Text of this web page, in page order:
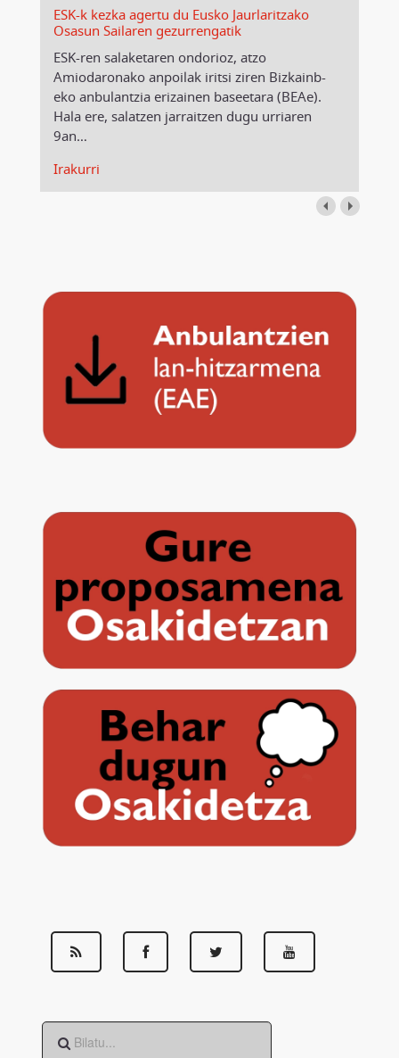
ESK-k kezka agertu du Eusko Jaurlaritzako
Osasun Sailaren gezurrengatik
ESK-ren salaketaren ondorioz, atzo
Amiodaronako anpoilak iritsi ziren Bizkainb-
eko anbulantzia erizainen baseetara (BEAe).
Hala ere, salatzen jarraitzen dugu urriaren
9an…
Irakurri